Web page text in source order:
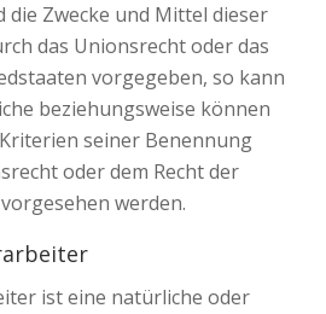
die Zwecke und Mittel dieser
das Unionsrecht oder das
vorgegeben, so kann
beziehungsweise können
seiner Benennung
oder dem Recht der
werden.
ist eine natürliche oder